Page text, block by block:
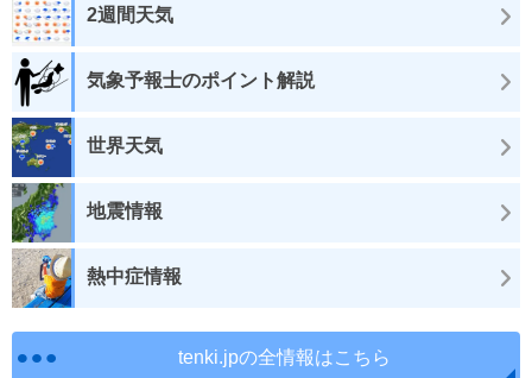
2週間天気
気象予報士のポイント解説
世界天気
地震情報
熱中症情報
tenki.jpの全情報はこちら